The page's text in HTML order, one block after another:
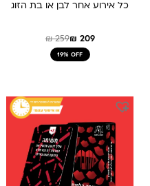
כל אירוע אחר לבן או בת הזוג
₪259₪ 209
19% OFF
המחיר
היה:
₪ 199.
המחיר
הוא:
₪ 159.